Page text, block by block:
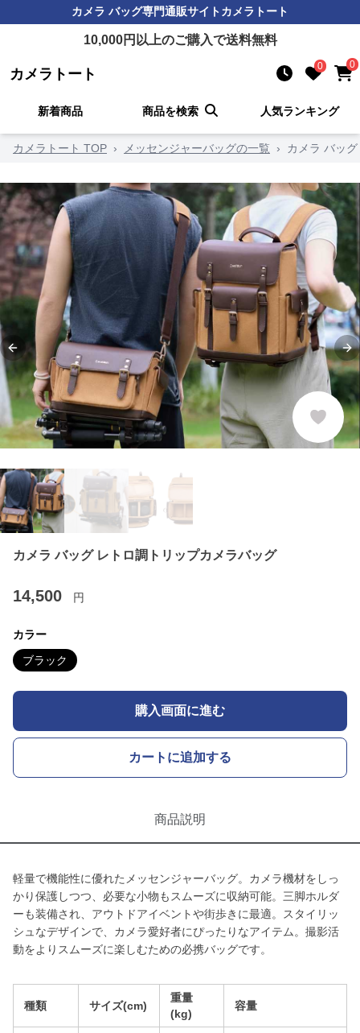
カメラ バッグ専門通販サイトカメラトート
10,000円以上のご購入で送料無料
カメラトート 0 0
新着商品 商品を検索 人気ランキング
カメラトート TOP › メッセンジャーバッグの一覧 › カメラ バッ
Previous slide
カメラ バッグ レトロ調トリップカメラバッグ
14,500 円
カラー
ブラック
購入画面に進む
カートに追加する
商品説明
軽量で機能性に優れたメッセンジャーバッグ。カメラ機材をしっ
かり保護しつつ、必要な小物もスムーズに収納可能。三脚ホルダ
ーも装備され、アウトドアイベントや街歩きに最適。スタイリッ
シュなデザインで、カメラ愛好者にぴったりなアイテム。撮影活
動をよりスムーズに楽しむための必携バッグです。
種類 サイズ(cm)
重量
(kg)
容量